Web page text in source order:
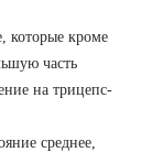
которые кроме
часть
на трицепс-
среднее,